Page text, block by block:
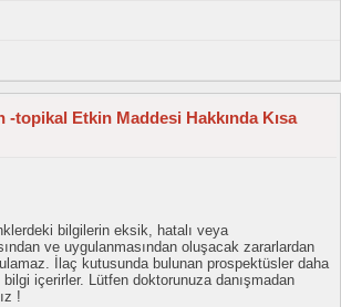
-topikal Etkin Maddesi Hakkında Kısa
bilgilerin eksik, hatalı veya
ve uygulanmasından oluşacak zararlardan
İlaç kutusunda bulunan prospektüsler daha
içerirler. Lütfen doktorunuza danışmadan
!